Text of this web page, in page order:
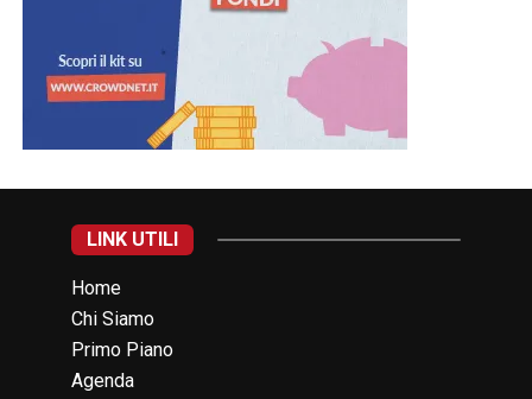
LINK UTILI
Home
Chi Siamo
Primo Piano
Agenda